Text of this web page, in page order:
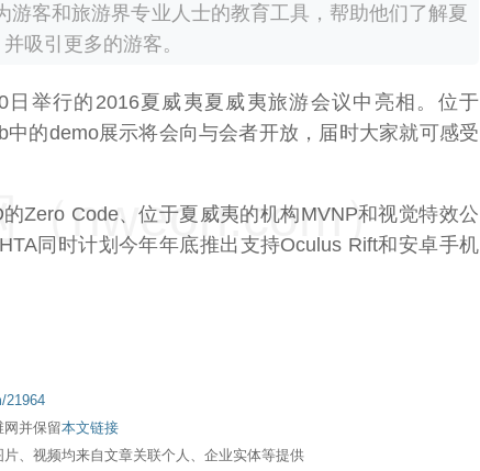
游客和旅游界专业人士的教育工具，帮助他们了解夏
吸引更多的游客。
日举行的2016夏威夷夏威夷旅游会议中亮相。位于
中的demo展示将会向与会者开放，届时大家就可感受
Zero Code、位于夏威夷的机构MVNP和视觉特效公
同时计划今年年底推出支持Oculus Rift和安卓手机
（nweon.com）
21964
网并保留本文链接
片、视频均来自文章关联个人、企业实体等提供